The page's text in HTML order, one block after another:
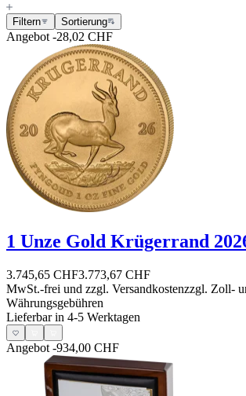
Filtern Sortierung
Angebot -28,02 CHF
1 Unze Gold Krügerrand
3.745,65 CHF3.773,67 CHF
MwSt.-frei und zzgl. Versandkostenzzgl. Zoll-
Währungsgebühren
Lieferbar in 4-5 Werktagen
Angebot -934,00 CHF